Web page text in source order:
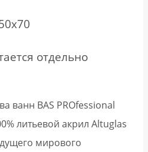
отдельно
ванн BAS PROfessional
литьевой акрил Altuglas
мирового